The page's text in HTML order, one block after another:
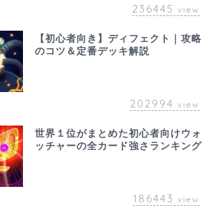
236445 view
【初心者向き】ディフェクト｜攻略
のコツ＆定番デッキ解説
202994 view
世界１位がまとめた初心者向けウォ
ッチャーの全カード強さランキング
186443 view